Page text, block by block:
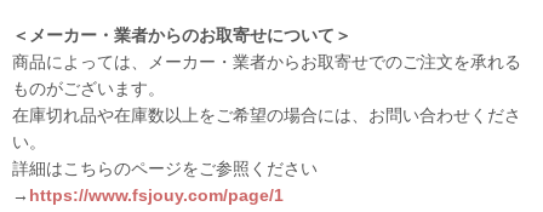
＜メーカー・業者からのお取寄せについて＞
商品によっては、メーカー・業者からお取寄せでのご注文を承れる
ものがございます。
在庫切れ品や在庫数以上をご希望の場合には、お問い合わせくださ
い。
詳細はこちらのページをご参照ください
→ https://www.fsjouy.com/page/1